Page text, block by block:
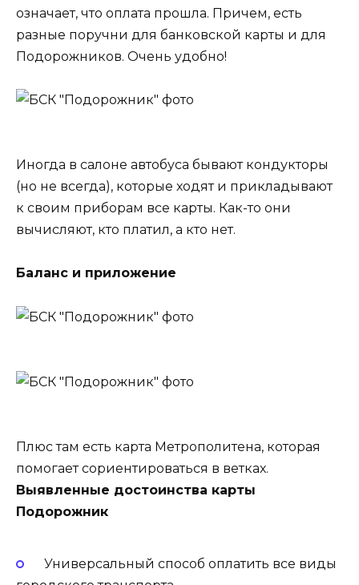
означает, что оплата прошла. Причем, есть
разные поручни для банковской карты и для
Подорожников. Очень удобно!
Иногда в салоне автобуса бывают кондукторы
(но не всегда), которые ходят и прикладывают
к своим приборам все карты. Как-то они
вычисляют, кто платил, а кто нет.
Баланс и приложение
Плюс там есть карта Метрополитена, которая
помогает сориентироваться в ветках.
Выявленные достоинства карты
Подорожник
Универсальный способ оплатить все виды